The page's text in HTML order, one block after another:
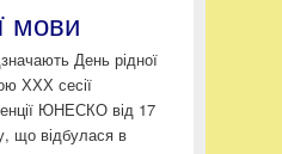
мови
День рідної
ХХХ сесії
ЮНЕСКО від 17
що відбулася в